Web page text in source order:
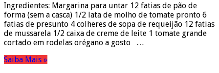
Ingredientes: Margarina para untar 12 fatias de pão de
forma (sem a casca) 1/2 lata de molho de tomate pronto 6
fatias de presunto 4 colheres de sopa de requeijão 12 fatias
de mussarela 1/2 caixa de creme de leite 1 tomate grande
cortado em rodelas orégano a gosto …
Saiba Mais »